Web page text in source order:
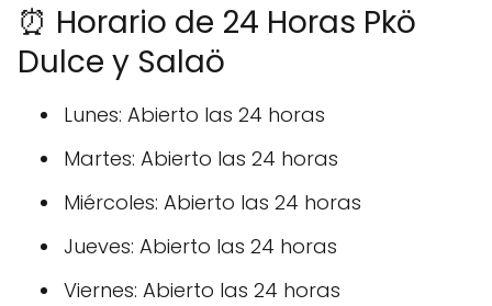
⏰ Horario de 24 Horas Pkö
Dulce y Salaö
Lunes: Abierto las 24 horas
Martes: Abierto las 24 horas
Miércoles: Abierto las 24 horas
Jueves: Abierto las 24 horas
Viernes: Abierto las 24 horas